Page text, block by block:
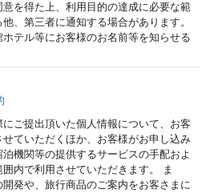
を得た上、利用目的の達成に必要な範
、第三者に通知する場合があります。
ホテル等にお客様のお名前等を知らせる
ご提出頂いた個人情報について、お客
ていただくほか、お客様がお申し込み
機関等の提供するサービスの手配およ
内で利用させていただきます。 ま
発や、旅行商品のご案内をお客さまに